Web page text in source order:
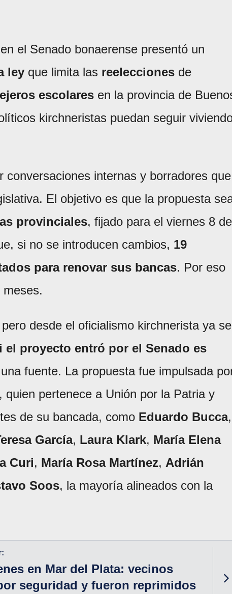
el Senado bonaerense presentó un
ley que limita las reelecciones de
escolares en la provincia de
kirchneristas puedan seguir
conversaciones internas y borradores que
El objetivo es que la propuesta
provinciales, fijado para el viernes 8 de
si no se introducen cambios, 19
para renovar sus bancas. Por eso
desde el oficialismo kirchnerista ya se
el proyecto entró por el Senado es
fuente. La propuesta fue impulsada
quien pertenece a Unión por la Patria y
de su bancada, como Eduardo Bucca,
García, Laura Klark, María Elena
Curi, María Rosa Martínez, Adrián
Soos, la mayoría alineados con la
en Mar del Plata: vecinos
seguridad y fueron reprimidos